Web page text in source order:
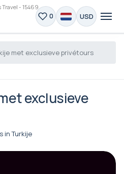
Travel - 15469
0 USD
met exclusieve privétours
exclusieve
in Turkije